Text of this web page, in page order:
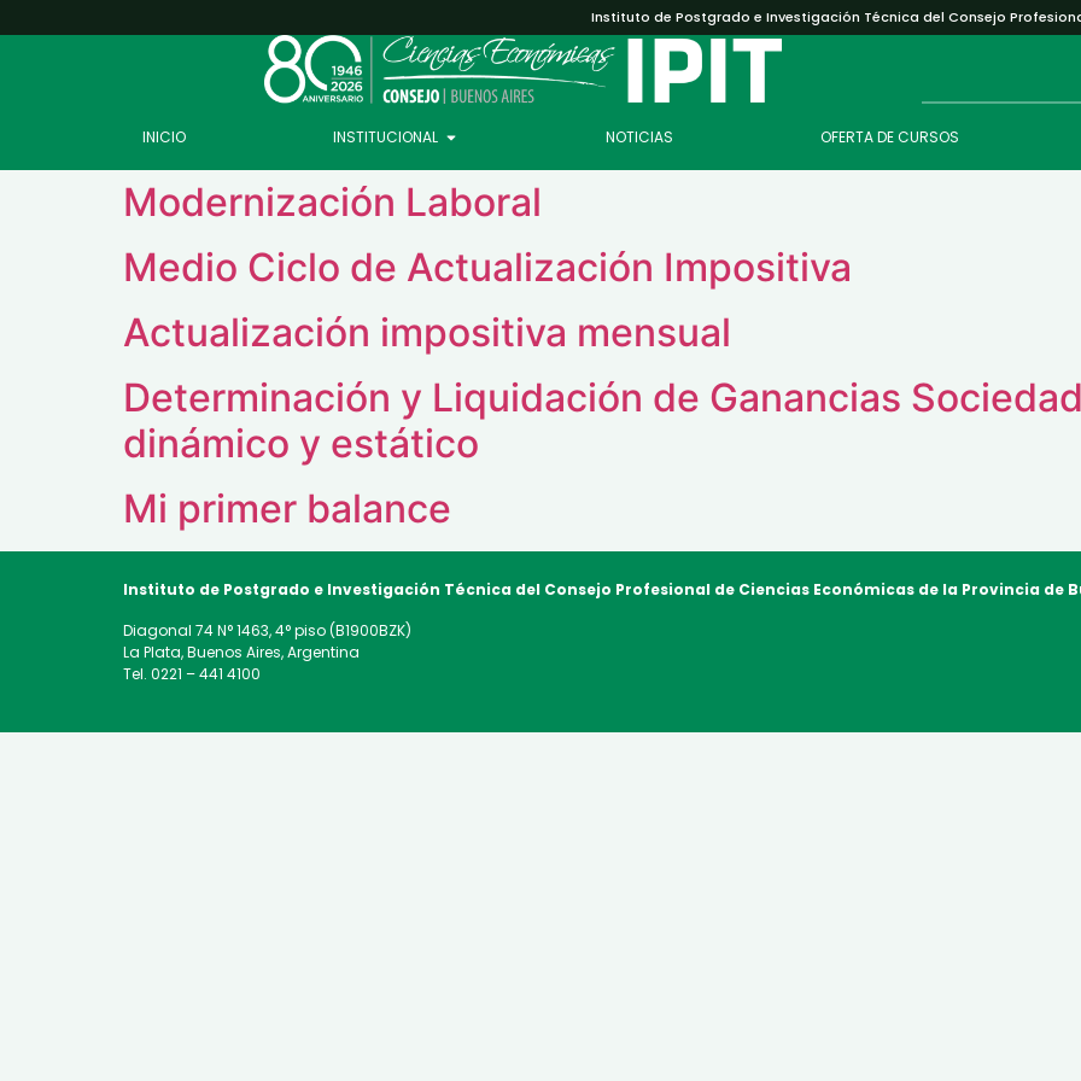
Instituto de Postgrado e Investigación Técnica del Consejo
INICIO INSTITUCIONAL NOTICIAS OFERTA DE CURSOS
Modernización Laboral
Medio Ciclo de Actualización Impositiva
Actualización impositiva mensual
Determinación y Liquidación de Ganancias
dinámico y estático
Mi primer balance
Instituto de Postgrado e Investigación Técnica del Consejo Profesional de Ciencias Económicas de la Provincia de
Diagonal 74 N° 1463, 4° piso (B1900BZK)
La Plata, Buenos Aires, Argentina
Tel. 0221 – 441 4100